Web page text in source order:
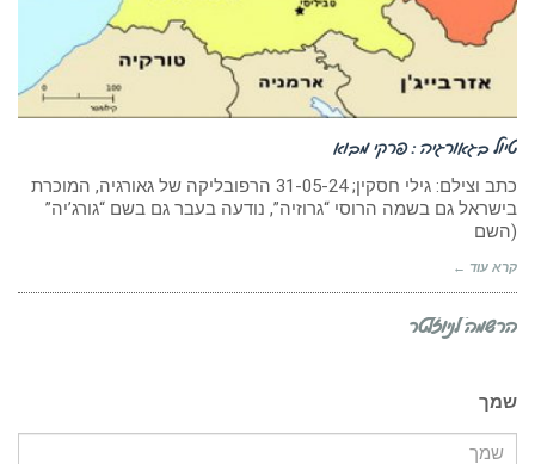
טיול בגאורגיה : פרקי מבוא
כתב וצילם: גילי חסקין; 31-05-24 הרפובליקה של גאורגיה, המוכרת
בישראל גם בשמה הרוסי “גרוזיה”, נודעה בעבר גם בשם “גורג’יה”
(השם
קרא עוד ←
הרשמה לניוזלטר
שמך